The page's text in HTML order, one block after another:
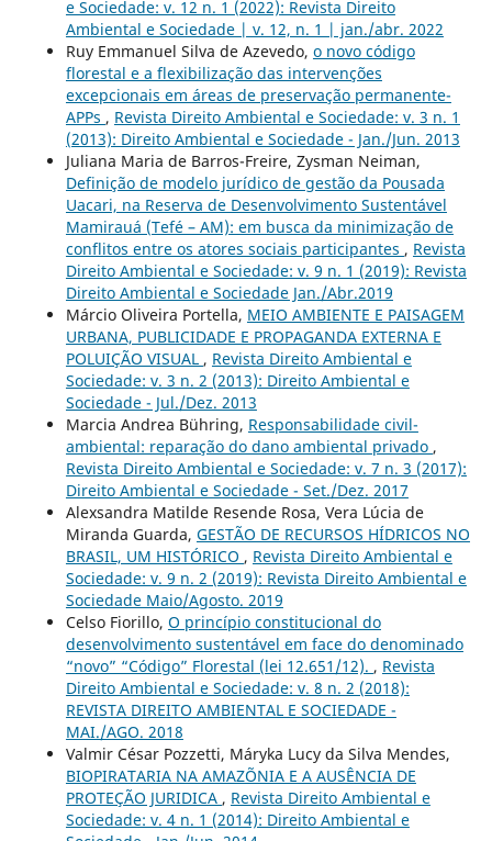
e Sociedade: v. 12 n. 1 (2022): Revista Direito
Ambiental e Sociedade | v. 12, n. 1 | jan./abr. 2022
Ruy Emmanuel Silva de Azevedo, o novo código
florestal e a flexibilização das intervenções
excepcionais em áreas de preservação permanente-
APPs , Revista Direito Ambiental e Sociedade: v. 3 n. 1
(2013): Direito Ambiental e Sociedade - Jan./Jun. 2013
Juliana Maria de Barros-Freire, Zysman Neiman,
Definição de modelo jurídico de gestão da Pousada
Uacari, na Reserva de Desenvolvimento Sustentável
Mamirauá (Tefé – AM): em busca da minimização de
conflitos entre os atores sociais participantes , Revista
Direito Ambiental e Sociedade: v. 9 n. 1 (2019): Revista
Direito Ambiental e Sociedade Jan./Abr.2019
Márcio Oliveira Portella, MEIO AMBIENTE E PAISAGEM
URBANA, PUBLICIDADE E PROPAGANDA EXTERNA E
POLUIÇÃO VISUAL , Revista Direito Ambiental e
Sociedade: v. 3 n. 2 (2013): Direito Ambiental e
Sociedade - Jul./Dez. 2013
Marcia Andrea Bühring, Responsabilidade civil-
ambiental: reparação do dano ambiental privado ,
Revista Direito Ambiental e Sociedade: v. 7 n. 3 (2017):
Direito Ambiental e Sociedade - Set./Dez. 2017
Alexsandra Matilde Resende Rosa, Vera Lúcia de
Miranda Guarda, GESTÃO DE RECURSOS HÍDRICOS NO
BRASIL, UM HISTÓRICO , Revista Direito Ambiental e
Sociedade: v. 9 n. 2 (2019): Revista Direito Ambiental e
Sociedade Maio/Agosto. 2019
Celso Fiorillo, O princípio constitucional do
desenvolvimento sustentável em face do denominado
“novo” “Código” Florestal (lei 12.651/12). , Revista
Direito Ambiental e Sociedade: v. 8 n. 2 (2018):
REVISTA DIREITO AMBIENTAL E SOCIEDADE -
MAI./AGO. 2018
Valmir César Pozzetti, Máryka Lucy da Silva Mendes,
BIOPIRATARIA NA AMAZÕNIA E A AUSÊNCIA DE
PROTEÇÃO JURIDICA , Revista Direito Ambiental e
Sociedade: v. 4 n. 1 (2014): Direito Ambiental e